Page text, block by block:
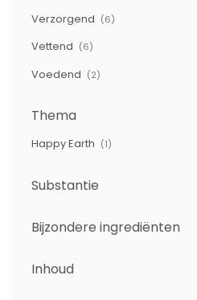
Verzorgend (6)
Vettend (6)
Voedend (2)
Thema
Happy Earth (1)
Substantie
Bijzondere ingrediënten
Inhoud